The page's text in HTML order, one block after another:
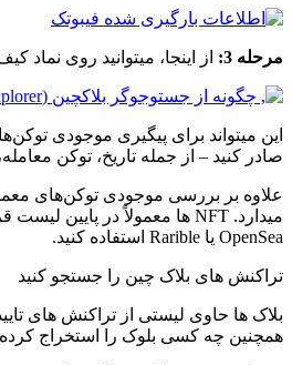
مرحله 3: از اینجا، میتوانید روی نماد
صادر کنید – از جمله تاریخ، توکن
OpenSea یا Rarible استفاده کنید.
تراکنش های بلاک چین را جستجو کنید
بلاک ها حاوی لیستی از تراکنش های
همچنین چه کسی بلوک را استخراج